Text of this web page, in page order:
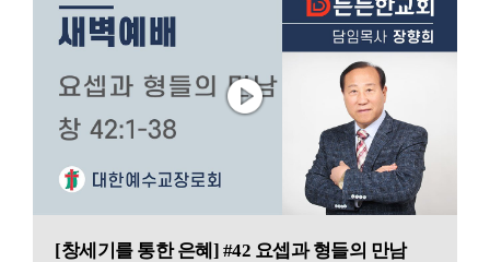
[창세기를 통한 은혜] #42 요셉과 형들의 만남